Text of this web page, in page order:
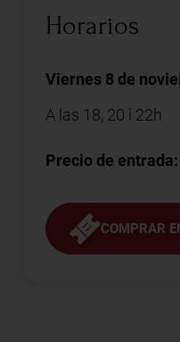
Horarios
Viernes 8 de
A las 18, 20 i 22h
Precio de
COMPRAR